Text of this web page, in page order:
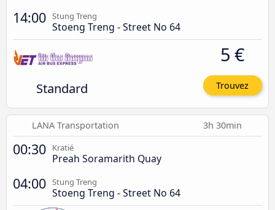
14:00 Stung Treng
Stoeng Treng - Street No 64
Standard
5 €
Trouvez
LANA Transportation 3h 30min
00:30 Kratié
Preah Soramarith Quay
04:00 Stung Treng
Stoeng Treng - Street No 64